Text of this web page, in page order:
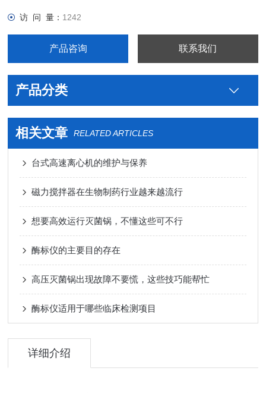
访 问 量： 1242
产品咨询 联系我们
产品分类
相关文章 RELATED ARTICLES
台式高速离心机的维护与保养
磁力搅拌器在生物制药行业越来越流行
想要高效运行灭菌锅，不懂这些可不行
酶标仪的主要目的存在
高压灭菌锅出现故障不要慌，这些技巧能帮忙
酶标仪适用于哪些临床检测项目
详细介绍